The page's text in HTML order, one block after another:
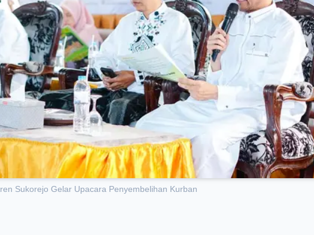
Sukorejo Gelar Upacara Penyembelihan Kurban